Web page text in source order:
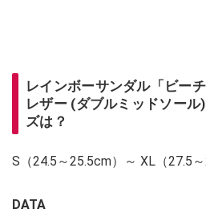
レインボーサンダル「ビー
レザー (ダブルミッドソー
ズは？
S（24.5～25.5cm）～ XL（27.5～
DATA